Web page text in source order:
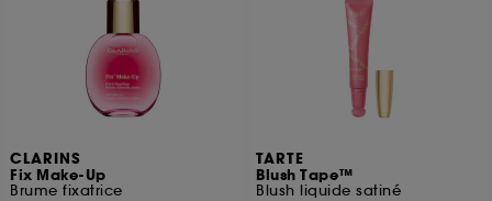
CLARINS
Fix Make-Up
Brume fixatrice
TARTE
Blush Tape™
Blush liquide satiné